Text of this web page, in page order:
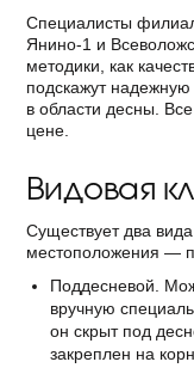
Специалисты
Янино-1 и
методики, как
подскажут
в области десны.
цене.
Видовая
Существует два
местоположения —
Поддесневой.
вручную
он скрыт под
закреплен на